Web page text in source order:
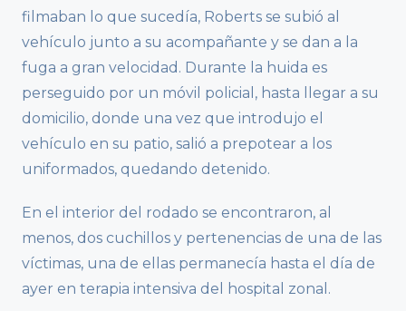
filmaban lo que sucedía, Roberts se subió al
vehículo junto a su acompañante y se dan a la
fuga a gran velocidad. Durante la huida es
perseguido por un móvil policial, hasta llegar a su
domicilio, donde una vez que introdujo el
vehículo en su patio, salió a prepotear a los
uniformados, quedando detenido.
En el interior del rodado se encontraron, al
menos, dos cuchillos y pertenencias de una de las
víctimas, una de ellas permanecía hasta el día de
ayer en terapia intensiva del hospital zonal.